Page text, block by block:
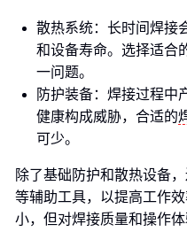
散热系统：长时间焊接
和设备寿命。选择适合
一问题。
防护装备：焊接过程中
健康构成威胁，合适的
可少。
除了基础防护和散热设备
等辅助工具，以提高工作
小，但对焊接质量和操作体